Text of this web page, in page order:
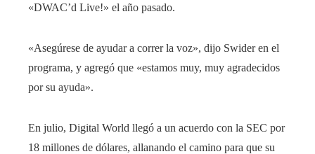
«DWAC’d Live!» el año pasado.
«Asegúrese de ayudar a correr la voz», dijo Swider en el
programa, y ​​agregó que «estamos muy, muy agradecidos
por su ayuda».
En julio, Digital World llegó a un acuerdo con la SEC por
18 millones de dólares, allanando el camino para que su